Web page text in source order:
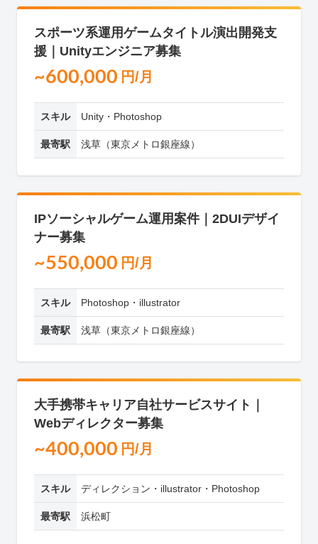
スポーツ系運用ゲームタイトル演出開発支
援｜Unityエンジニア募集
~600,000 円/月
スキル Unity・Photoshop
最寄駅 浅草（東京メトロ銀座線）
IPソーシャルゲーム運用案件｜2DUIデザイ
ナー募集
~550,000 円/月
スキル Photoshop・illustrator
最寄駅 浅草（東京メトロ銀座線）
大手携帯キャリア自社サービスサイト｜
Webディレクター募集
~400,000 円/月
スキル ディレクション・illustrator・Photoshop
最寄駅 浜松町